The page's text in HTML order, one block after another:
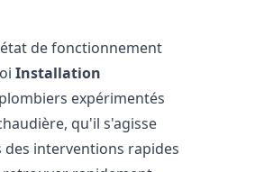
de fonctionnement
Installation
expérimentés
qu'il s'agisse
interventions rapides